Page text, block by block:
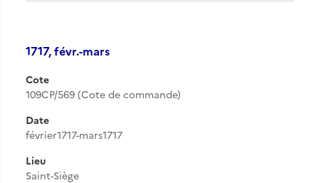
1717, févr.-mars
Cote
109CP/569 (Cote de commande)
Date
février1717-mars1717
Lieu
Saint-Siège